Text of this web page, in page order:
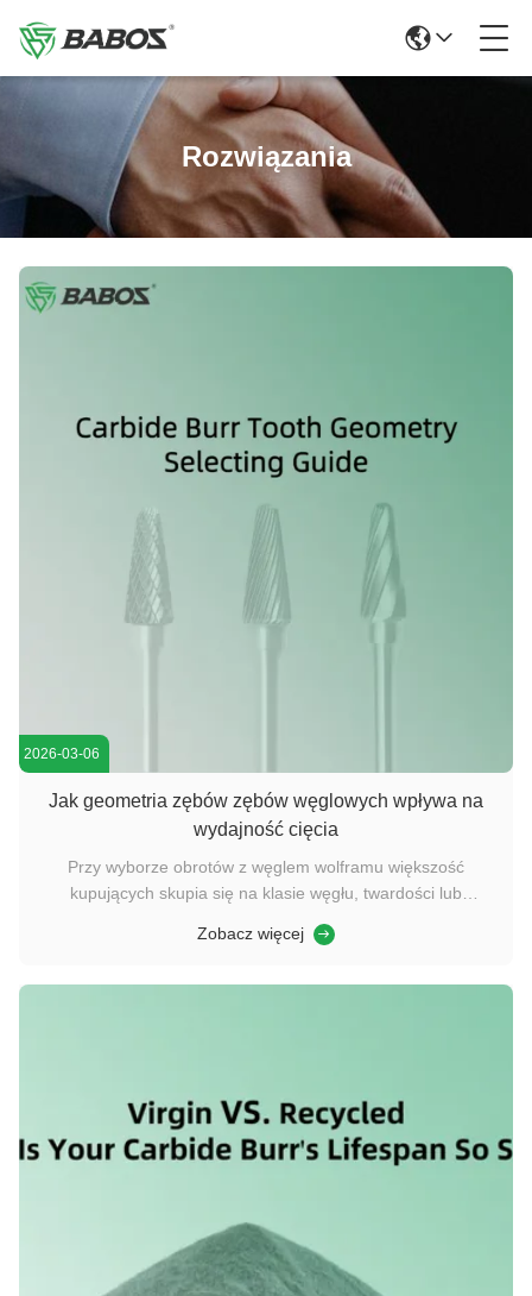
Rozwiązania
2026-03-06
Jak geometria zębów zębów węglowych wpływa na
wydajność cięcia
Przy wyborze obrotów z węglem wolframu większość
kupujących skupia się na klasie węgłu, twardości lub
czynników wydajności: geometrię zęba. Konstrukcja zęba
Zobacz więcej